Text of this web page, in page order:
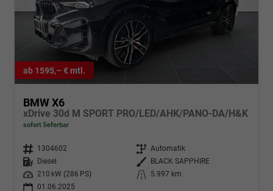
ab 1595,– € mtl.
BMW X6
xDrive 30d M SPORT PRO/LED/AHK/PANO-DA/H&K
sofort lieferbar
Fahrzeugnr. 1304602 Getriebe Automatik
Kraftstoff
Diesel Außenfarbe
BLACK SAPPHIRE
Leistung
210 kW (286 PS) Kilometerstand
5.997 km
01.06.2025